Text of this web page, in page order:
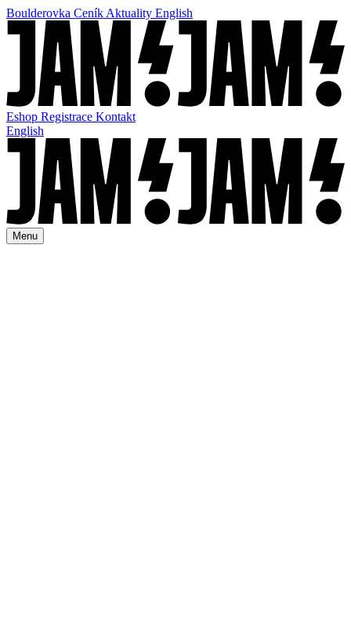
Boulderovka Ceník Aktuality English
Eshop Registrace Kontakt
English
Menu